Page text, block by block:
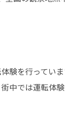
験を行ってい
中では運転体